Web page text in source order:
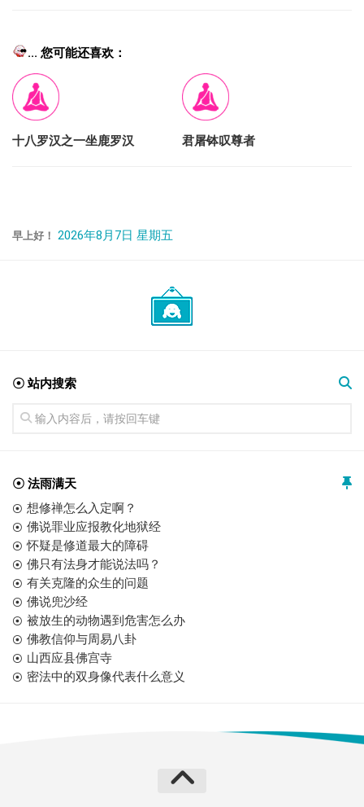
... 您可能还喜欢：
十八罗汉之一坐鹿罗汉 君屠钵叹尊者
早上好！ 2026年8月7日 星期五
☉ 站内搜索
☉ 法雨满天
想修禅怎么入定啊？
佛说罪业应报教化地狱经
怀疑是修道最大的障碍
佛只有法身才能说法吗？
有关克隆的众生的问题
佛说兜沙经
被放生的动物遇到危害怎么办
佛教信仰与周易八卦
山西应县佛宫寺
密法中的双身像代表什么意义